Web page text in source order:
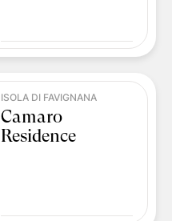
ISOLA DI FAVIGNANA
Camaro
Residence